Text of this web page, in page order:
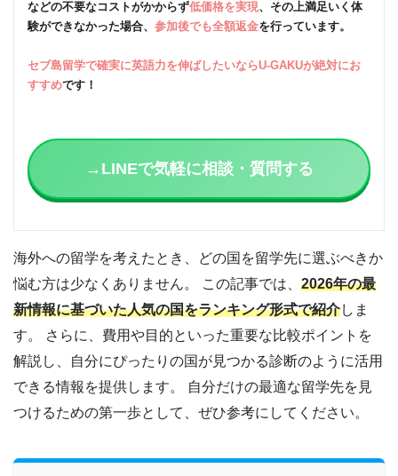
などの不要なコストがかからず低価格を実現、その上満足いく体
験ができなかった場合、 参加後でも全額返金を行っています。
セブ島留学で確実に英語力を伸ばしたいならU-GAKUが絶対にお
すすめです！
→LINEで気軽に相談・質問する
海外への留学を考えたとき、どの国を留学先に選ぶべきか
悩む方は少なくありません。 この記事では、 2026年の最
新情報に基づいた人気の国をランキング形式で紹介しま
す。 さらに、費用や目的といった重要な比較ポイントを
解説し、自分にぴったりの国が見つかる診断のように活用
できる情報を提供します。 自分だけの最適な留学先を見
つけるための第一歩として、ぜひ参考にしてください。